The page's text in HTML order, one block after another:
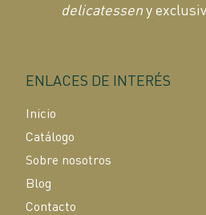
delicatesseny
ENLACES DE INTERÉS
Inicio
Catálogo
Sobre nosotros
Blog
Contacto